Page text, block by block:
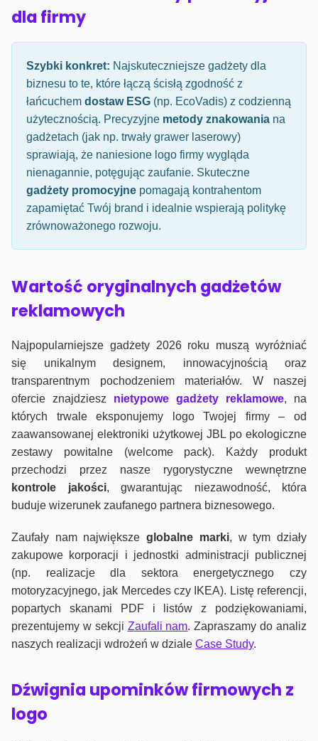
dla firmy
Szybki konkret: Najskuteczniejsze gadżety dla
biznesu to te, które łączą ścisłą zgodność z
łańcuchem dostaw ESG (np. EcoVadis) z codzienną
użytecznością. Precyzyjne metody znakowania na
gadżetach (jak np. trwały grawer laserowy)
sprawiają, że naniesione logo firmy wygląda
nienagannie, potęgując zaufanie. Skuteczne
gadżety promocyjne pomagają kontrahentom
zapamiętać Twój brand i idealnie wspierają politykę
zrównoważonego rozwoju.
Wartość oryginalnych gadżetów
reklamowych
Najpopularniejsze gadżety 2026 roku muszą wyróżniać
się unikalnym designem, innowacyjnością oraz
transparentnym pochodzeniem materiałów. W naszej
ofercie znajdziesz nietypowe gadżety reklamowe, na
których trwale eksponujemy logo Twojej firmy – od
zaawansowanej elektroniki użytkowej JBL po ekologiczne
zestawy powitalne (welcome pack). Każdy produkt
przechodzi przez nasze rygorystyczne wewnętrzne
kontrole jakości, gwarantując niezawodność, która
buduje wizerunek zaufanego partnera biznesowego.
Zaufały nam największeglobalne marki, w tym działy
zakupowe korporacji i jednostki administracji publicznej
(np. realizacje dla sektora energetycznego czy
motoryzacyjnego, jak Mercedes czy IKEA). Listę referencji,
popartych skanami PDF i listów z podziękowaniami,
prezentujemy w sekcji Zaufali nam. Zapraszamy do analiz
naszych realizacji wdrożeń w dziale Case Study.
Dźwignia upominków firmowych z
logo